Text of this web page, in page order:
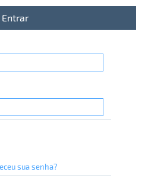
Entrar
sua senha?